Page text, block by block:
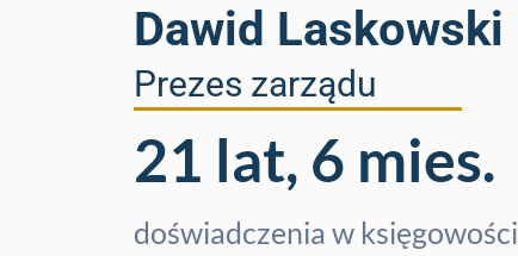
Dawid Laskowski
Prezes zarządu
21 lat, 6 mies.
doświadczenia w księgowości